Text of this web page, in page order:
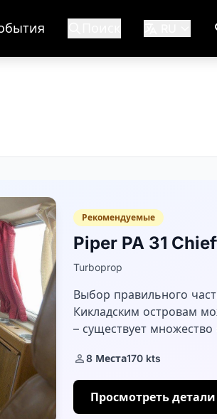
Рекомендуемые
Piper PA 31
Turboprop
Выбор правильного
Кикладским островам
– существует
мо...8 Места170 kts
Просмотреть детали